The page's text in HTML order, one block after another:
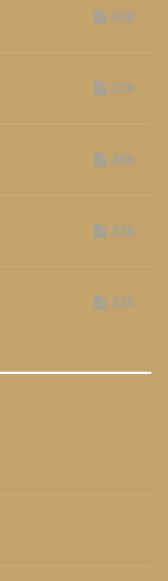
658
276
268
236
235